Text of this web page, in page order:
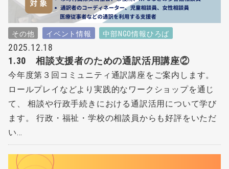
その他 イベント情報 中部NGO情報ひろば
2025.12.18
1.30 相談支援者のための通訳活用講座②
今年度第３回コミュニティ通訳講座をご案内します。
ロールプレイなどより実践的なワークショップを通じ
て、 相談や行政手続きにおける通訳活用について学び
ます。 行政・福祉・学校の相談員からも好評をいただ
い...